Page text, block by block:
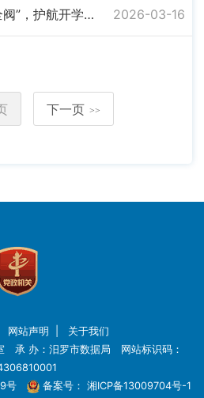
三江镇：拧紧校车“安全阀”，护航开学平安路 2026-03-16
下一页 >>
网站声明
关于我们
承 办：汨罗市数据局 网站标识码：
号
备案号： 湘ICP备13009704号-1